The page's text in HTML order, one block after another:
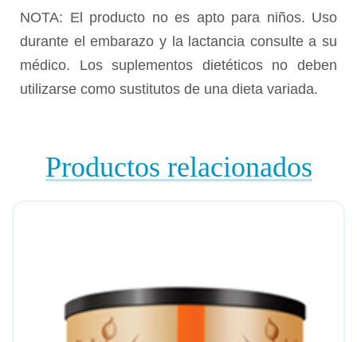
NOTA: El producto no es apto para niños. Uso
durante el embarazo y la lactancia consulte a su
médico. Los suplementos dietéticos no deben
utilizarse como sustitutos de una dieta variada.
Productos relacionados